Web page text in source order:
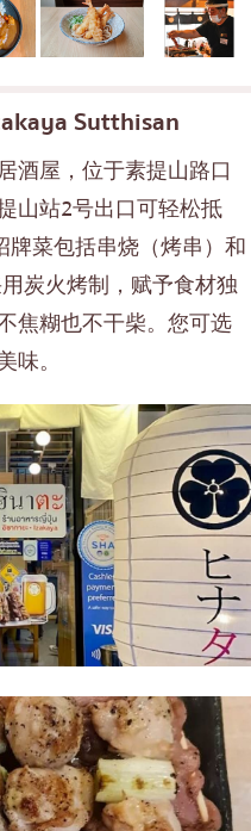
Sutthisan
酒屋，位于素提山路口
山站2号出口可轻松抵
菜包括串烧（烤串）和
炭火烤制，赋予食材独
焦糊也不干柴。您可选
。